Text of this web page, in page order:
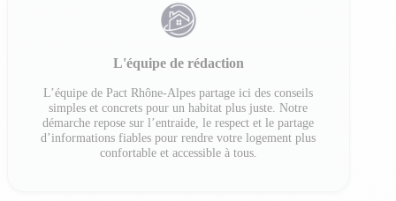
L'équipe de rédaction
L’équipe de Pact Rhône-Alpes partage ici des conseils
simples et concrets pour un habitat plus juste. Notre
démarche repose sur l’entraide, le respect et le partage
d’informations fiables pour rendre votre logement plus
confortable et accessible à tous.